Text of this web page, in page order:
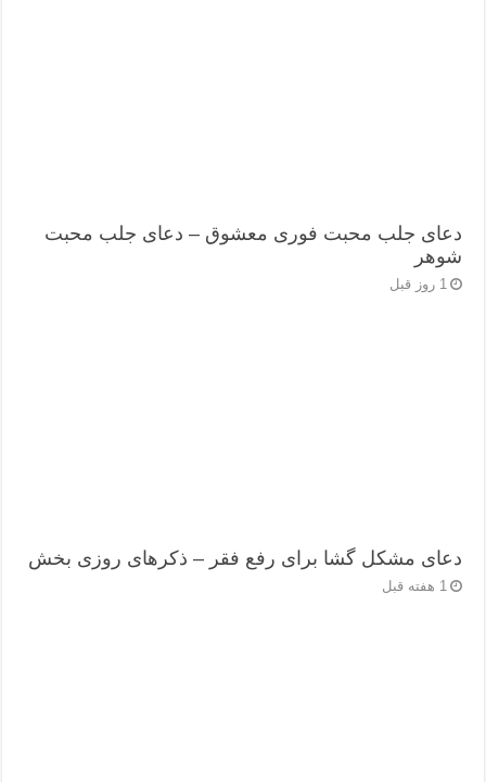
دعای جلب محبت فوری معشوق – دعای جلب محبت
شوهر
1 روز قبل
دعای مشکل گشا برای رفع فقر – ذکرهای روزی‌ بخش
1 هفته قبل